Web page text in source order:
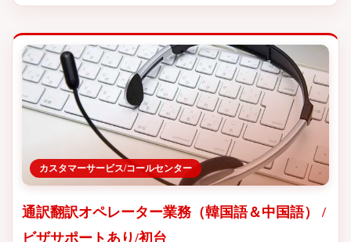
カスタマーサービス/コールセンター
通訳翻訳オペレーター業務（韓国語＆中国語） /
ビザサポートあり/初台